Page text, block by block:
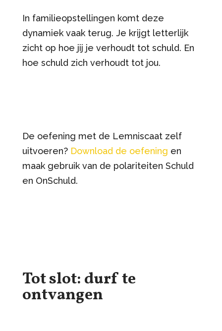
In familieopstellingen komt deze
dynamiek vaak terug. Je krijgt letterlijk
zicht op hoe jij je verhoudt tot schuld. En
hoe schuld zich verhoudt tot jou.
De oefening met de Lemniscaat zelf
uitvoeren? Download de oefening en
maak gebruik van de polariteiten Schuld
en OnSchuld.
Tot slot: durf te
ontvangen